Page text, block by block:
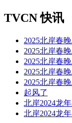
TVCN 快讯
2025北岸春
2025北岸春
2025北岸春
2025北岸春
2025北岸春
起风了
北岸2024龙
北岸2024龙